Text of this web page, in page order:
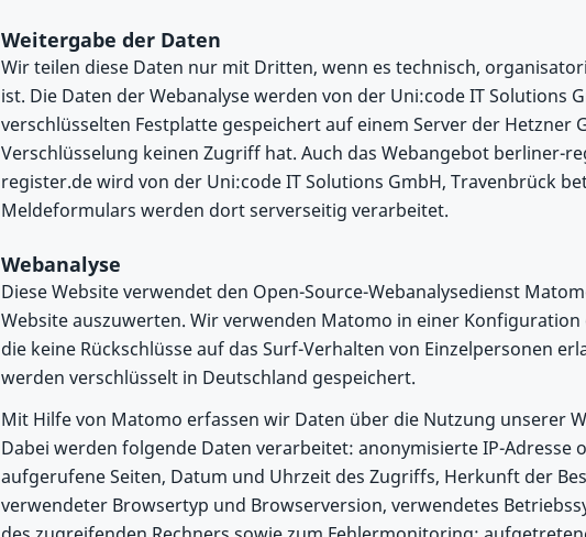
Weitergabe der Daten
Wir teilen diese Daten nur mit Dritten, wenn es technisch,
ist. Die Daten der Webanalyse werden von der Uni:code IT Solutions
verschlüsselten Festplatte gespeichert auf einem Server der Hetzner
Verschlüsselung keinen Zugriff hat. Auch das Webangebot berliner-
register.de wird von der Uni:code IT Solutions GmbH, Travenbrück
Meldeformulars werden dort serverseitig verarbeitet.
Webanalyse
Diese Website verwendet den Open-Source-Webanalysedienst
Website auszuwerten. Wir verwenden Matomo in einer Konfiguration
die keine Rückschlüsse auf das Surf-Verhalten von Einzelpersonen
werden verschlüsselt in Deutschland gespeichert.
Mit Hilfe von Matomo erfassen wir Daten über die Nutzung unserer
Dabei werden folgende Daten verarbeitet: anonymisierte IP-Adresse
aufgerufene Seiten, Datum und Uhrzeit des Zugriffs, Herkunft der
verwendeter Browsertyp und Browserversion, verwendetes